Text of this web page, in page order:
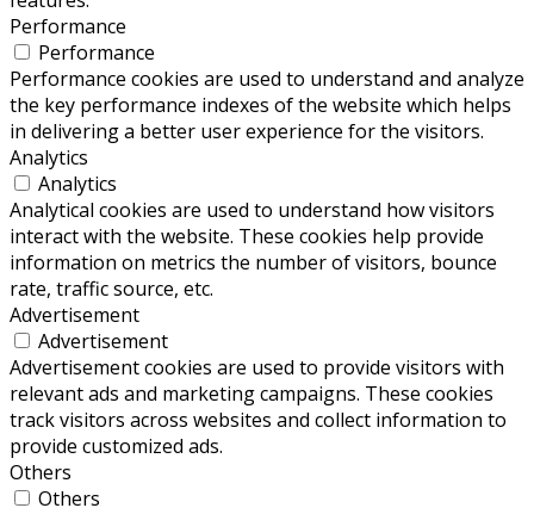
Performance
Performance
Performance cookies are used to understand and analyze
the key performance indexes of the website which helps
in delivering a better user experience for the visitors.
Analytics
Analytics
Analytical cookies are used to understand how visitors
interact with the website. These cookies help provide
information on metrics the number of visitors, bounce
rate, traffic source, etc.
Advertisement
Advertisement
Advertisement cookies are used to provide visitors with
relevant ads and marketing campaigns. These cookies
track visitors across websites and collect information to
provide customized ads.
Others
Others